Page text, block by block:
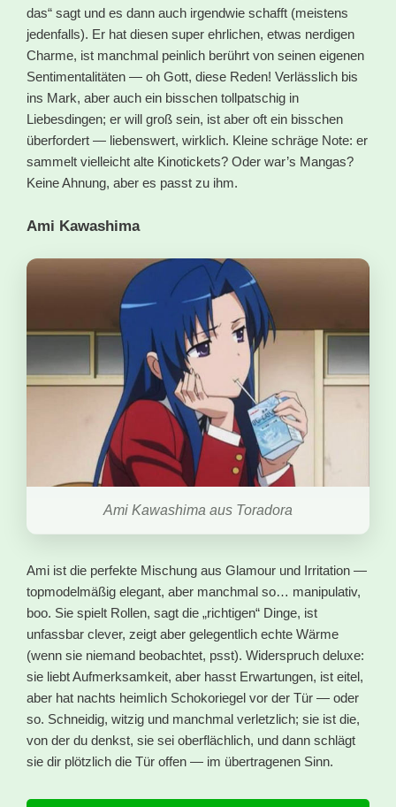
das“ sagt und es dann auch irgendwie schafft (meistens
jedenfalls). Er hat diesen super ehrlichen, etwas nerdigen
Charme, ist manchmal peinlich berührt von seinen eigenen
Sentimentalitäten — oh Gott, diese Reden! Verlässlich bis
ins Mark, aber auch ein bisschen tollpatschig in
Liebesdingen; er will groß sein, ist aber oft ein bisschen
überfordert — liebenswert, wirklich. Kleine schräge Note: er
sammelt vielleicht alte Kinotickets? Oder war’s Mangas?
Keine Ahnung, aber es passt zu ihm.
Ami Kawashima
Ami Kawashima aus Toradora
Ami ist die perfekte Mischung aus Glamour und Irritation —
topmodelmäßig elegant, aber manchmal so… manipulativ,
boo. Sie spielt Rollen, sagt die „richtigen“ Dinge, ist
unfassbar clever, zeigt aber gelegentlich echte Wärme
(wenn sie niemand beobachtet, psst). Widerspruch deluxe:
sie liebt Aufmerksamkeit, aber hasst Erwartungen, ist eitel,
aber hat nachts heimlich Schokoriegel vor der Tür — oder
so. Schneidig, witzig und manchmal verletzlich; sie ist die,
von der du denkst, sie sei oberflächlich, und dann schlägt
sie dir plötzlich die Tür offen — im übertragenen Sinn.